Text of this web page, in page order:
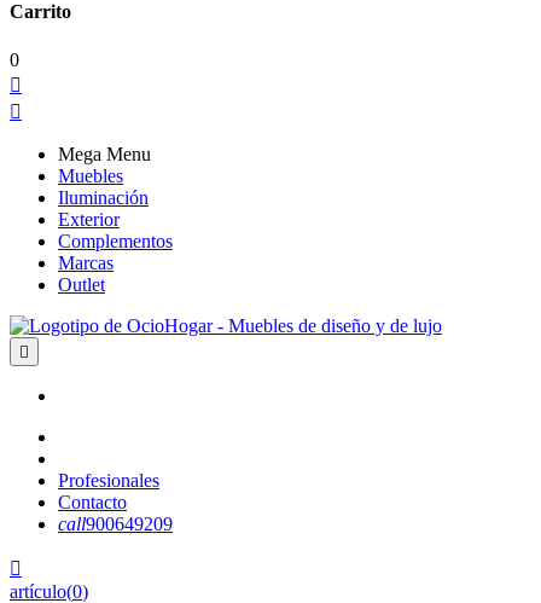
Carrito
0


Mega Menu
Muebles
Iluminación
Exterior
Complementos
Marcas
Outlet

Profesionales
Contacto
call900649209

artículo(0)